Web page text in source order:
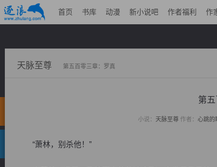
首页 书库 动漫 新小说吧 作者福利 作
天脉至尊 第五百零三章：罗真
第
小说： 天脉至尊作者： 心跳的
“萧林，别杀他！”